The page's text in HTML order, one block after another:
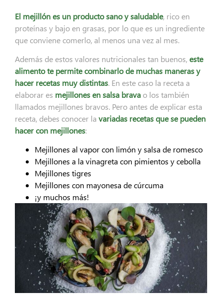
El mejillón es un producto sano y saludable, rico en
proteínas y bajo en grasas, por lo que es un ingrediente
que conviene comerlo, al menos una vez al mes.
Además de estos valores nutricionales tan buenos,este
alimento te permite combinarlo de muchas maneras y
hacer recetas muy distintas. En este caso la receta a
elaborar es mejillones en salsa brava o los también
llamados mejillones bravos. Pero antes de explicar esta
receta, debes conocer la variadas recetas que se pueden
hacer con mejillones:
Mejillones al vapor con limón y salsa de romesco
Mejillones a la vinagreta con pimientos y cebolla
Mejillones tigres
Mejillones con mayonesa de cúrcuma
¡y muchos más!